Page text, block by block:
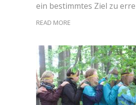
ein bestimmtes Ziel zu
READ MORE